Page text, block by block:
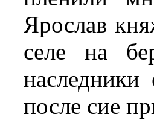
Ярослав
селе на
после сие